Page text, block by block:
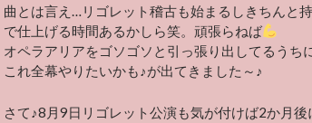
曲とは言え…リゴレット稽古も始まるしきちんと
で仕上げる時間あるかしら笑。頑張らねば
オペラアリアをゴソゴソと引っ張り出してるうち
これ全幕やりたいかも♪が出てきました～♪
さて♪8月9日リゴレット公演も気が付けば2か月後